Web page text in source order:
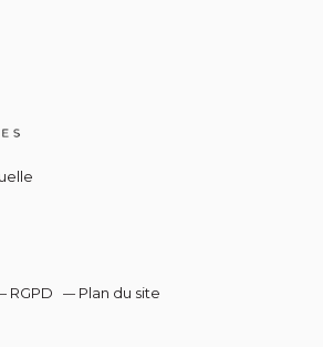
RGPD — Plan du site